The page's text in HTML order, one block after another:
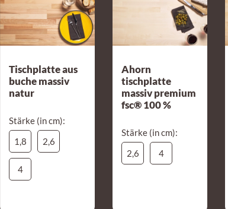
Tischplatte aus
buche massiv
natur
Stärke (in cm):
1,8
2,6
4
Ahorn
tischplatte
massiv premium
fsc® 100 %
Stärke (in cm):
2,6
4